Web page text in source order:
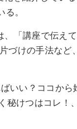
。
「講座で伝え
づけの手法など
いい？ココから
秘けつはコレ！